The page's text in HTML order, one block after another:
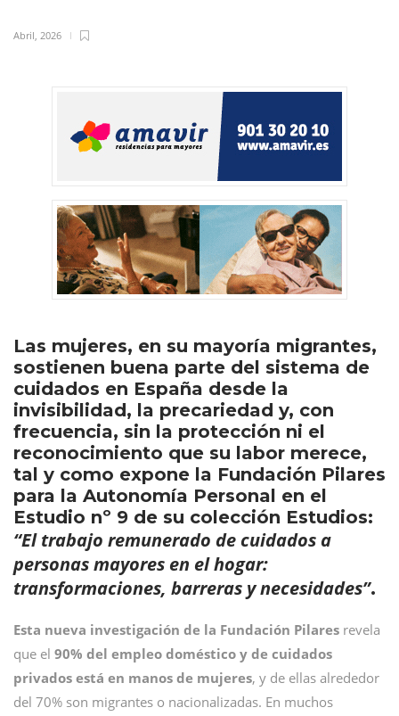
Abril, 2026
Las mujeres, en su mayoría migrantes,
sostienen buena parte del sistema de
cuidados en España desde la
invisibilidad, la precariedad y, con
frecuencia, sin la protección ni el
reconocimiento que su labor merece,
tal y como expone la Fundación Pilares
para la Autonomía Personal en el
Estudio nº 9 de su colección Estudios:
“El trabajo remunerado de cuidados a
personas mayores en el hogar:
transformaciones, barreras y necesidades”.
Esta nueva investigación de la Fundación Pilares revela
que el 90% del empleo doméstico y de cuidados
privados está en manos de mujeres, y de ellas alrededor
del 70% son migrantes o nacionalizadas. En muchos